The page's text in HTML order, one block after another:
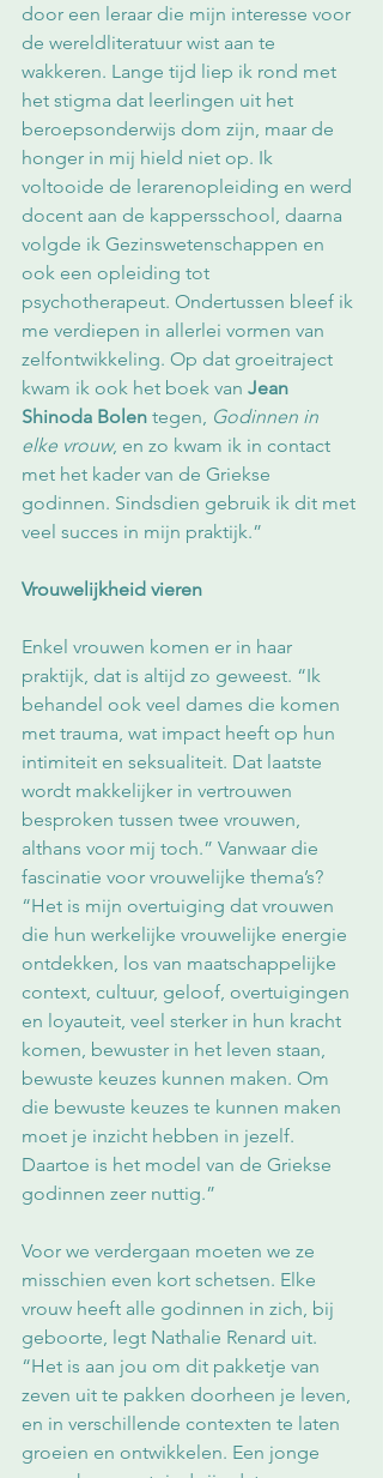
door een leraar die mijn interesse voor
de wereldliteratuur wist aan te
wakkeren. Lange tijd liep ik rond met
het stigma dat leerlingen uit het
beroepsonderwijs dom zijn, maar de
honger in mij hield niet op. Ik
voltooide de lerarenopleiding en werd
docent aan de kappersschool, daarna
volgde ik Gezinswetenschappen en
ook een opleiding tot
psychotherapeut. Ondertussen bleef ik
me verdiepen in allerlei vormen van
zelfontwikkeling. Op dat groeitraject
kwam ik ook het boek van Jean
Shinoda Bolen tegen, Godinnen in
elke vrouw, en zo kwam ik in contact
met het kader van de Griekse
godinnen. Sindsdien gebruik ik dit met
veel succes in mijn praktijk.”
Vrouwelijkheid vieren
Enkel vrouwen komen er in haar
praktijk, dat is altijd zo geweest. “Ik
behandel ook veel dames die komen
met trauma, wat impact heeft op hun
intimiteit en seksualiteit. Dat laatste
wordt makkelijker in vertrouwen
besproken tussen twee vrouwen,
althans voor mij toch.” Vanwaar die
fascinatie voor vrouwelijke thema’s?
“Het is mijn overtuiging dat vrouwen
die hun werkelijke vrouwelijke energie
ontdekken, los van maatschappelijke
context, cultuur, geloof, overtuigingen
en loyauteit, veel sterker in hun kracht
komen, bewuster in het leven staan,
bewuste keuzes kunnen maken. Om
die bewuste keuzes te kunnen maken
moet je inzicht hebben in jezelf.
Daartoe is het model van de Griekse
godinnen zeer nuttig.”
Voor we verdergaan moeten we ze
misschien even kort schetsen. Elke
vrouw heeft alle godinnen in zich, bij
geboorte, legt Nathalie Renard uit.
“Het is aan jou om dit pakketje van
zeven uit te pakken doorheen je leven,
en in verschillende contexten te laten
groeien en ontwikkelen. Een jonge